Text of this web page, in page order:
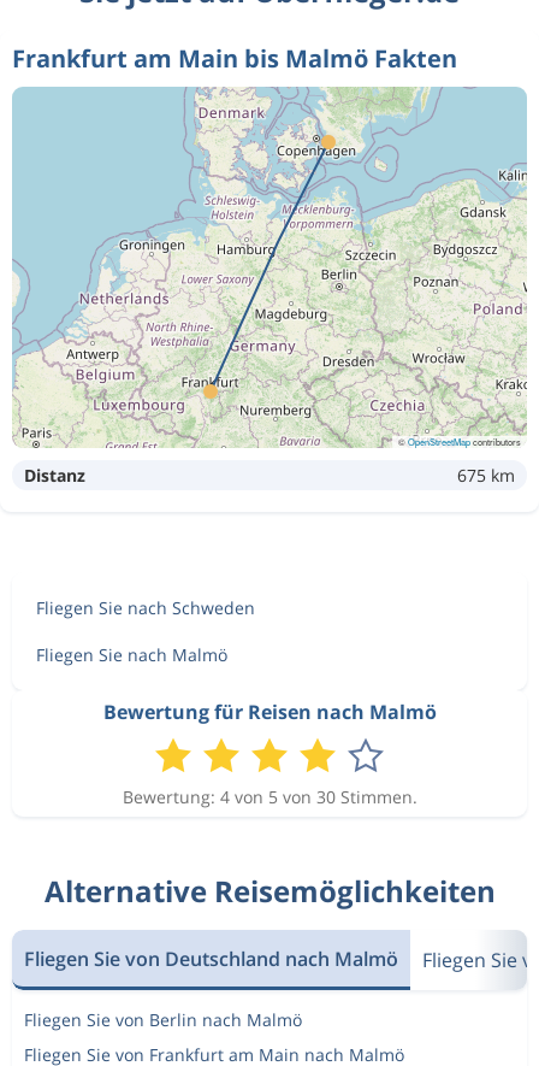
Frankfurt am Main bis Malmö Fakten
©OpenStreetMapcontributors
Distanz 675 km
Fliegen Sie nach Schweden
Fliegen Sie nach Malmö
Bewertung für Reisen nach Malmö
Bewertung: 4 von 5 von 30 Stimmen.
Alternative Reisemöglichkeiten
Fliegen Sie von Deutschland nach Malmö Fliegen Sie
Fliegen Sie von Berlin nach Malmö
Fliegen Sie von Frankfurt am Main nach Malmö